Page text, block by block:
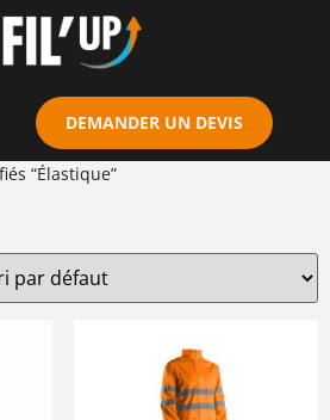
DEMANDER UN DEVIS
“Élastique”